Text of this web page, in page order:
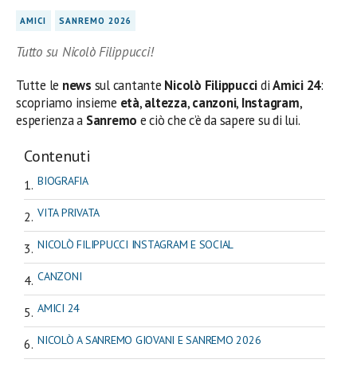
AMICI SANREMO 2026
Tutto su Nicolò Filippucci!
Tutte le news sul cantante Nicolò FilippuccidiAmici 24:
scopriamo insieme età,altezza,canzoni, Instagram,
esperienza a Sanremo e ciò che c’è da sapere su di lui.
Contenuti
BIOGRAFIA
VITA PRIVATA
NICOLÒ FILIPPUCCI INSTAGRAM E SOCIAL
CANZONI
AMICI 24
NICOLÒ A SANREMO GIOVANI E SANREMO 2026